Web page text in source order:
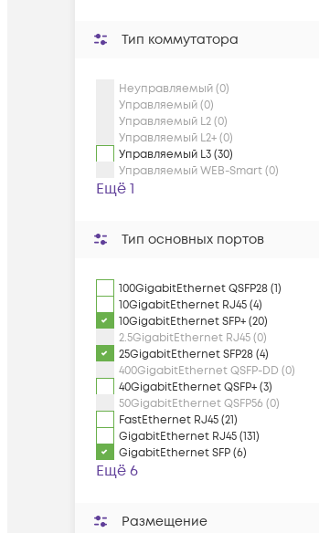
Тип коммутатора
Неуправляемый (0)
Управляемый (0)
Управляемый L2 (0)
Управляемый L2+ (0)
Управляемый L3 (30)
Управляемый WEB-Smart (0)
Ещё 1
Тип основных портов
100GigabitEthernet QSFP28 (1)
10GigabitEthernet RJ45 (4)
10GigabitEthernet SFP+ (20)
2.5GigabitEthernet RJ45 (0)
25GigabitEthernet SFP28 (4)
400GigabitEthernet QSFP-DD (0)
40GigabitEthernet QSFP+ (3)
50GigabitEthernet QSFP56 (0)
FastEthernet RJ45 (21)
GigabitEthernet RJ45 (131)
GigabitEthernet SFP (6)
Ещё 6
Размещение